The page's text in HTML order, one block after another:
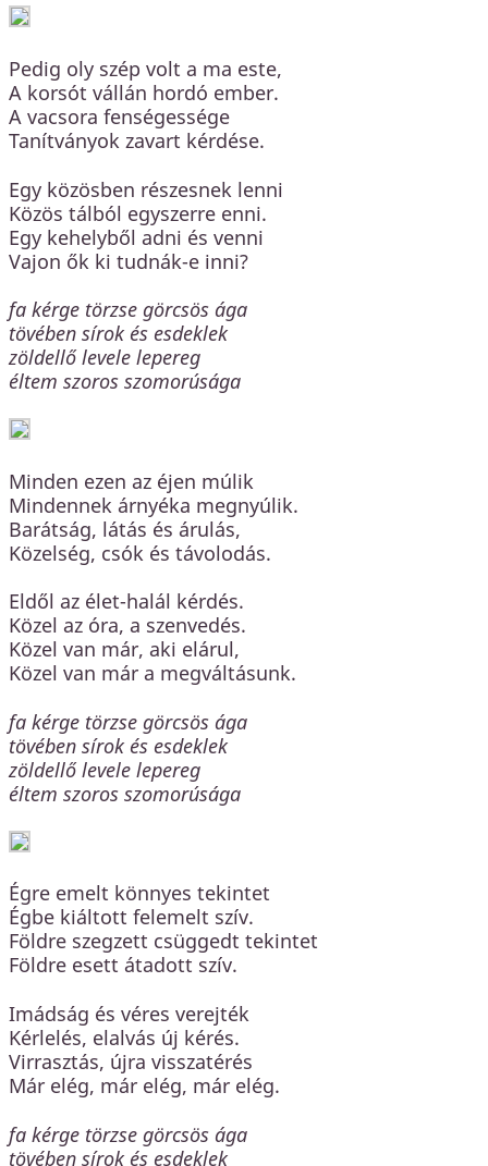
Pedig oly szép volt a ma este,
A korsót vállán hordó ember.
A vacsora fenségessége
Tanítványok zavart kérdése.
Egy közösben részesnek lenni
Közös tálból egyszerre enni.
Egy kehelyből adni és venni
Vajon ők ki tudnák-e inni?
fa kérge törzse görcsös ága
tövében sírok és esdeklek
zöldellő levele lepereg
éltem szoros szomorúsága
Minden ezen az éjen múlik
Mindennek árnyéka megnyúlik.
Barátság, látás és árulás,
Közelség, csók és távolodás.
Eldől az élet-halál kérdés.
Közel az óra, a szenvedés.
Közel van már, aki elárul,
Közel van már a megváltásunk.
fa kérge törzse görcsös ága
tövében sírok és esdeklek
zöldellő levele lepereg
éltem szoros szomorúsága
Égre emelt könnyes tekintet
Égbe kiáltott felemelt szív.
Földre szegzett csüggedt tekintet
Földre esett átadott szív.
Imádság és véres verejték
Kérlelés, elalvás új kérés.
Virrasztás, újra visszatérés
Már elég, már elég, már elég.
fa kérge törzse görcsös ága
tövében sírok és esdeklek